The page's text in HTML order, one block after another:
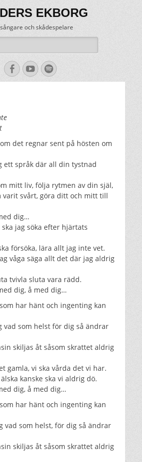
EKBORG
sångare och skådespelare
Facebook
YouTubeSpotify
det regnar sent på hösten om
ett språk där all din tystnad
mitt liv, följa rytmen av din själ,
varit svårt, göra ditt och mitt till
dig…
jag söka efter hjärtats
försöka, lära allt jag inte vet.
våga säga allt det där jag aldrig
tvivla sluta vara rädd.
dig, å med dig…
har hänt och ingenting kan
vad som helst för dig så ändrar
skiljas åt såsom skrattet aldrig
gamla, vi ska vårda det vi har.
kanske ska vi aldrig dö.
dig, å med dig…
har hänt och ingenting kan
vad som helst, för dig så ändrar
skiljas åt såsom skrattet aldrig